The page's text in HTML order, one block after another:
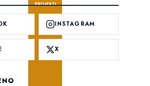
PROJEKTI
INSTAGRAM
X